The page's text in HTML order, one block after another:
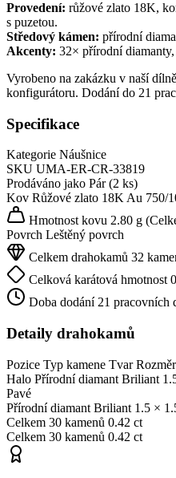
Provedení: růžové zlato 18K,
s puzetou.
Středový kámen: přírodní
Akcenty: 32× přírodní
Vyrobeno na zakázku v naší
konfigurátoru. Dodání do 21
Specifikace
Kategorie Náušnice
SKU UMA-ER-CR-33819
Prodáváno jako Pár (2 ks)
Kov Růžové zlato 18KAu 750/
Hmotnost kovu 2.80 g
Povrch Leštěný povrch
Celkem drahokamů 32
Celková karátová hmotnost
Doba dodání 21 pracovních
Detaily drahokamů
Pozice Typ kamene Tvar
Halo Přírodní diamant Briliant
Pavé
Přírodní diamant Briliant 1.5 ×
Celkem 30 kamenů 0.42 ct
Celkem 30 kamenů 0.42 ct